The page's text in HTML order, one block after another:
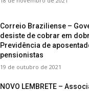
Correio Braziliense –
desiste de cobrar em
Previdência de
pensionistas
19 de outubro de 2021
NOVO LEMBRETE –